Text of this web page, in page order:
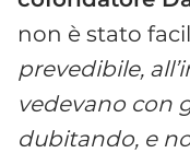
non è stato
prevedibile,
vedevano con
dubitando, e